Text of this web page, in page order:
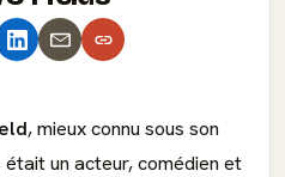
, mieux connu sous son
un acteur, comédien et